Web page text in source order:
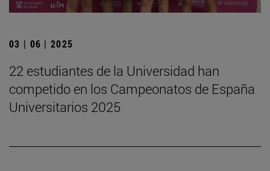
03 | 06 | 2025
22 estudiantes de la Universidad han
competido en los Campeonatos de España
Universitarios 2025